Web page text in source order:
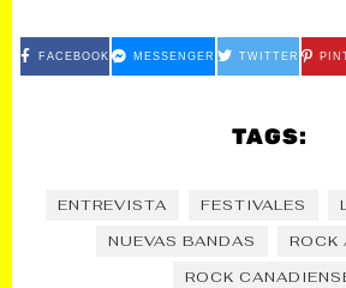
FACEBOOK MESSENGER TWITTER
TAGS:
ENTREVISTA FESTIVALES
NUEVAS BANDAS
ROCK
ROCK